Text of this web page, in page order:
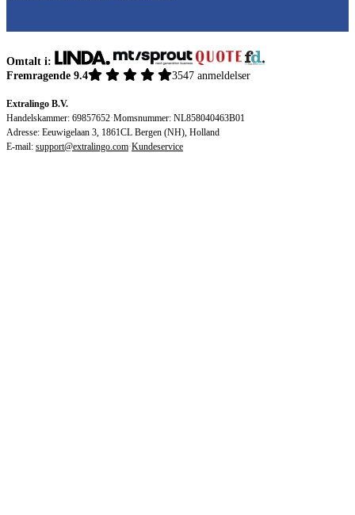
Omtalt i:
Fremragende 9.4
3547 anmeldelser
Extralingo B.V.
Handelskammer: 69857652·Momsnummer: NL858040463B01
Adresse: Eeuwigelaan 3, 1861CL Bergen (NH), Holland
E-mail: support@extralingo.com·Kundeservice